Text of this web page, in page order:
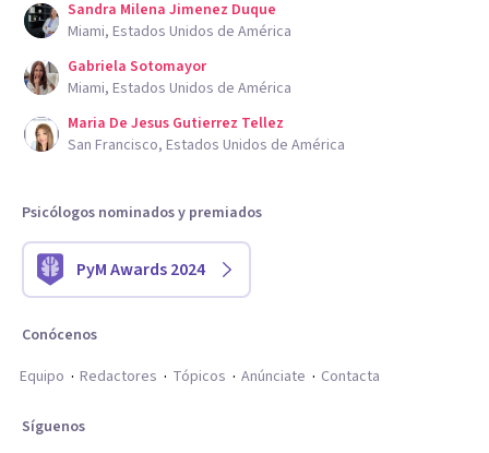
Sandra Milena Jimenez Duque
Miami, Estados Unidos de América
Gabriela Sotomayor
Miami, Estados Unidos de América
Maria De Jesus Gutierrez Tellez
San Francisco, Estados Unidos de América
Psicólogos nominados y premiados
PyM Awards 2024
Conócenos
Equipo
Redactores Tópicos Anúnciate Contacta
Síguenos